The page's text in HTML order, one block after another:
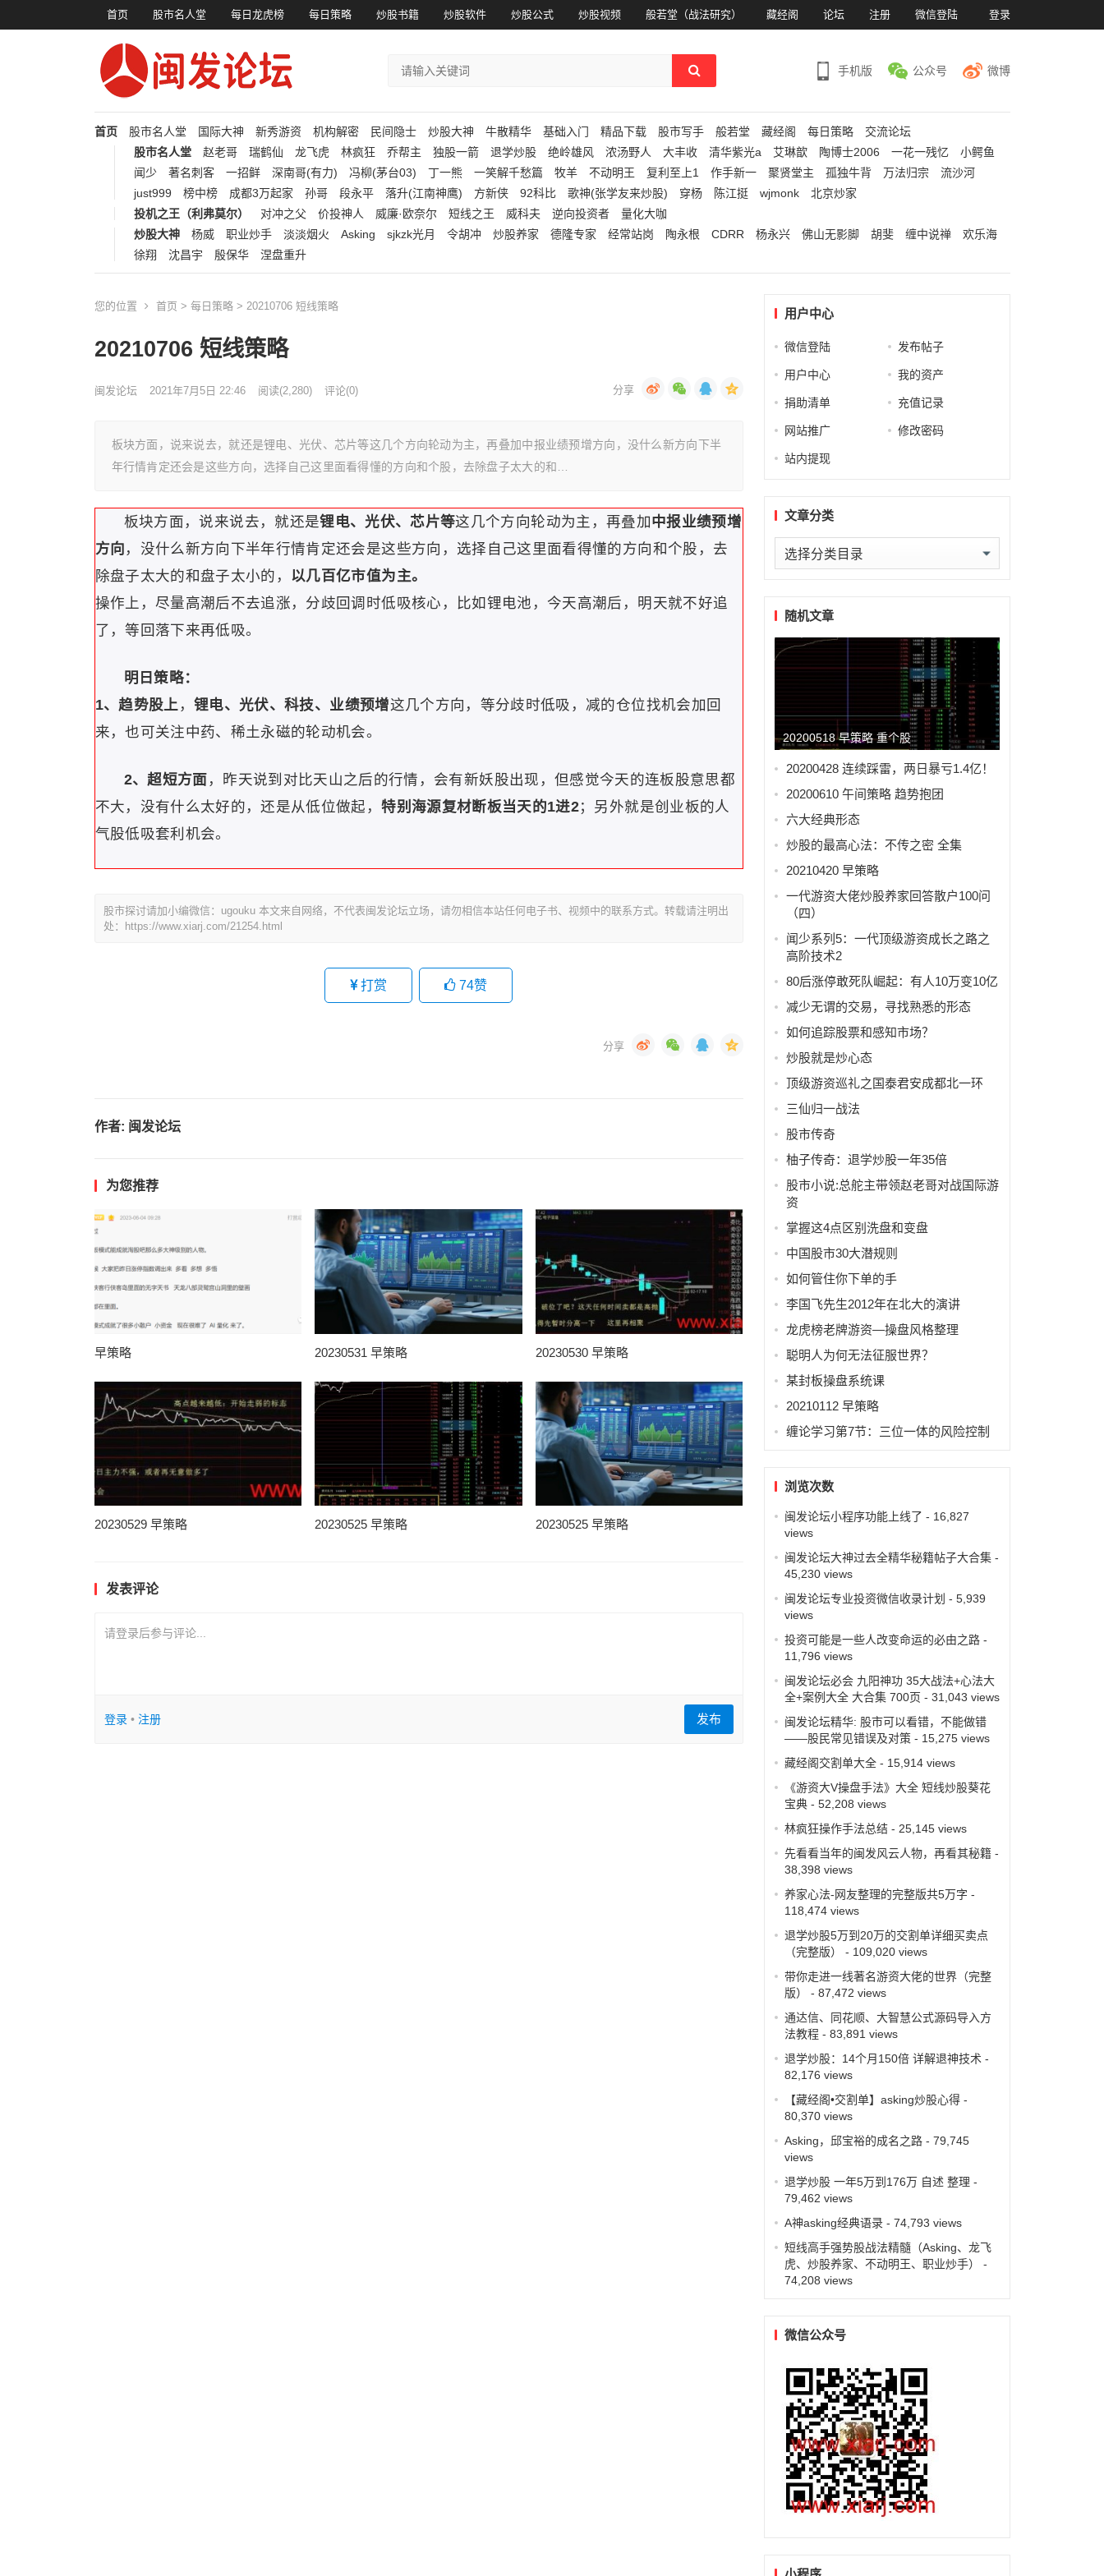
首页 股市名人堂 每日龙虎榜 每日策略 炒股书籍 炒股软件 炒股公式 炒股视频 般若堂（战法研究） 藏经阁 论坛 注册 微信登陆 登录
手机版 公众号 微博
首页 股市名人堂 国际大神 新秀游资 机构解密 民间隐士 炒股大神 牛散精华 基础入门 精品下载 股市写手 般若堂 藏经阁 每日策略
交流论坛
股市名人堂
赵老哥 瑞鹤仙 龙飞虎 林疯狂 乔帮主 独股一箭 退学炒股 绝岭雄风 浓汤野人 大丰收 清华紫光a 艾琳歆 陶博士2006 一花一残忆
小鳄鱼
闻少
著名刺客 一招鲜 深南哥(有力) 冯柳(茅台03) 丁一熊 一笑解千愁篇 牧羊 不动明王 复利至上1 作手新一 聚贤堂主 孤独牛背 万法归宗
流沙河
just999
榜中榜 成都3万起家 孙哥 段永平 落升(江南神鹰) 方新侠 92科比 歌神(张学友来炒股) 穿杨 陈江挺 wjmonk
北京炒家
投机之王（利弗莫尔）
对冲之父 价投神人 威廉·欧奈尔 短线之王 威科夫 逆向投资者
量化大咖
炒股大神
杨威 职业炒手 淡淡烟火 Asking sjkzk光月 令胡冲 炒股养家 德隆专家 经常站岗 陶永根 CDRR 杨永兴 佛山无影脚 胡斐 缠中说禅
欢乐海
徐翔
沈昌宇 殷保华 涅盘重升
您的位置 首页 > 每日策略 > 20210706 短线策略
20210706 短线策略
闽发论坛 2021年7月5日 22:46 阅读(2,280) 评论(0)
板块方面，说来说去，就还是锂电、光伏、芯片等这几个方向轮动为主，再叠加中报业绩预增方向，没什么新方向下半
年行情肯定还会是这些方向，选择自己这里面看得懂的方向和个股，去除盘子太大的和…
板块方面，说来说去，就还是锂电、光伏、芯片等这几个方向轮动为主，再叠加中报业绩预增
方向 ，没什么新方向下半年行情肯定还会是这些方向，选择自己这里面看得懂的方向和个股，去
除盘子太大的和盘子太小的， 以几百亿市值为主。
操作上，尽量高潮后不去追涨，分歧回调时低吸核心，比如锂电池，今天高潮后，明天就不好追
了，等回落下来再低吸。
明日策略：
1、趋势股上 ， 锂电、光伏、科技、业绩预增这几个方向，等分歧时低吸，减的仓位找机会加回
来，也可关注中药、稀土永磁的轮动机会。
2、超短方面 ，昨天说到对比天山之后的行情，会有新妖股出现，但感觉今天的连板股意思都
不大，没有什么太好的，还是从低位做起，特别海源复材断板当天的1进2；另外就是创业板的人
气股低吸套利机会。
股市探讨请加小编微信：ugouku 本文来自网络，不代表闽发论坛立场，请勿相信本站任何电子书、视频中的联系方式。转载请注明出
处：https://www.xiarj.com/21254.html
打赏 74赞
作者: 闽发论坛
为您推荐
早策略 20230531 早策略 20230530 早策略
20230529 早策略 20230525 早策略 20230525 早策略
发表评论
请登录后参与评论...
登录• 注册 发布
用户中心
微信登陆 发布帖子
用户中心 我的资产
捐助清单 充值记录
网站推广 修改密码
站内提现
文章分类
文
章
类随机文章
20200518 早策略 重个股
20200428 连续踩雷，两日暴亏1.4亿！
20200610 午间策略 趋势抱团
六大经典形态
炒股的最高心法：不传之密 全集
20210420 早策略
一代游资大佬炒股养家回答散户100问
（四）
闻少系列5：一代顶级游资成长之路之
高阶技术2
80后涨停敢死队崛起：有人10万变10亿
减少无谓的交易，寻找熟悉的形态
如何追踪股票和感知市场？
炒股就是炒心态
顶级游资巡礼之国泰君安成都北一环
三仙归一战法
股市传奇
柚子传奇：退学炒股一年35倍
股市小说:总舵主带领赵老哥对战国际游
资
掌握这4点区别洗盘和变盘
中国股市30大潜规则
如何管住你下单的手
李国飞先生2012年在北大的演讲
龙虎榜老牌游资—操盘风格整理
聪明人为何无法征服世界？
某封板操盘系统课
20210112 早策略
缠论学习第7节：三位一体的风险控制
浏览次数
闽发论坛小程序功能上线了 - 16,827
views
闽发论坛大神过去全精华秘籍帖子大合集-
45,230 views
闽发论坛专业投资微信收录计划 - 5,939
views
投资可能是一些人改变命运的必由之路-
11,796 views
闽发论坛必会 九阳神功 35大战法+心法大
全+案例大全 大合集 700页 - 31,043 views
闽发论坛精华: 股市可以看错，不能做错
——股民常见错误及对策- 15,275 views
藏经阁交割单大全- 15,914 views
《游资大V操盘手法》大全 短线炒股葵花
宝典- 52,208 views
林疯狂操作手法总结- 25,145 views
先看看当年的闽发风云人物，再看其秘籍-
38,398 views
养家心法-网友整理的完整版共5万字 -
118,474 views
退学炒股5万到20万的交割单详细买卖点
（完整版）
- 109,020 views
带你走进一线著名游资大佬的世界（完整
版）
- 87,472 views
通达信、同花顺、大智慧公式源码导入方
法教程- 83,891 views
退学炒股：14个月150倍 详解退神技术 -
82,176 views
【藏经阁•交割单】asking炒股心得-
80,370 views
Asking，邱宝裕的成名之路- 79,745
views
退学炒股 一年5万到176万 自述 整理 -
79,462 views
A神asking经典语录- 74,793 views
短线高手强势股战法精髓（Asking、龙飞
虎、炒股养家、不动明王、职业炒手）
-
74,208 views
微信公众号